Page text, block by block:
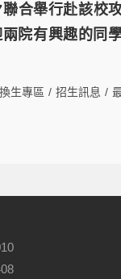
合舉行赴該校
院有興趣的同
生專區 / 招生訊息 /